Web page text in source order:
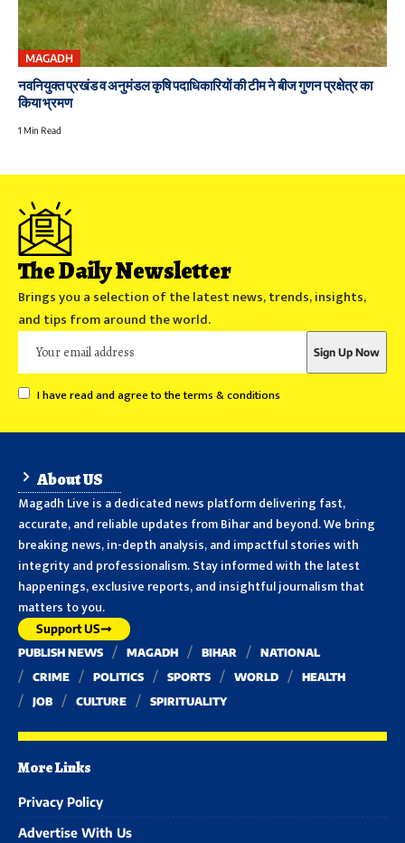
MAGADH
नवनियुक्त प्रखंड व अनुमंडल कृषि पदाधिकारियों की टीम ने बीज गुणन प्रक्षेत्र का
किया भ्रमण
1 Min Read
The Daily Newsletter
Brings you a selection of the latest news, trends, insights,
and tips from around the world.
I have read and agree to the terms & conditions
About US
Magadh Live is a dedicated news platform delivering fast,
accurate, and reliable updates from Bihar and beyond. We bring
breaking news, in-depth analysis, and impactful stories with
integrity and professionalism. Stay informed with the latest
happenings, exclusive reports, and insightful journalism that
matters to you.
Support US
PUBLISH NEWS MAGADH BIHAR
NATIONAL
CRIME
POLITICS SPORTS WORLD
HEALTH
JOB
CULTURE SPIRITUALITY
More Links
Privacy Policy
Advertise With Us